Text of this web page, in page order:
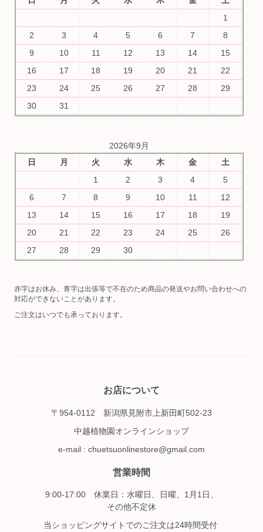
1
2
3 4 5 6 7
8
9
10 11 12 13 14
15
16
17 18 19 20 21
22
23
24 25 26 27 28
29
30
31
2026年9月
日
月 火 水 木 金
土
1
2 3 4
5
6
7 8 9 10 11
12
13
14 15 16 17 18
19
20
21 22 23 24 25
26
27
28 29 30
赤字はお休み、青字は出張等で不在のため商品の発送やお問い合わせへの
対応ができないことがあります。
ご注文はいつでも承っております。
お店について
〒954-0112 新潟県見附市上新田町502-23
中越植物園オンラインショップ
e-mail : chuetsuonlinestore@gmail.com
営業時間
9:00-17:00 休業日：水曜日、日曜、1月1日、
その他不定休
当ショッピングサイトでのご注文は24時間受付